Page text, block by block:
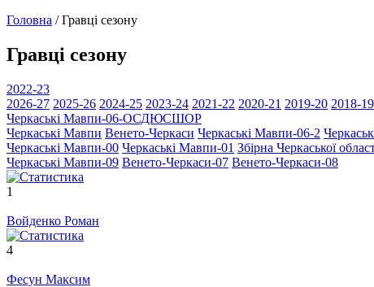
Головна /Гравці сезону
Гравці сезону
2022-23
2026-27 2025-26 2024-25 2023-24 2021-22 2020-21 2019-20 2018-19
Черкаські Мавпи-06-ОСДЮСШОР
Черкаські Мавпи Венето-Черкаси Черкаські Мавпи-06-2
Черкаські Мавпи-00 Черкаські Мавпи-01 Збірна Черкаської
Черкаські Мавпи-09 Венето-Черкаси-07 Венето-Черкаси-08
1
Войденко Роман
4
Фесун Максим